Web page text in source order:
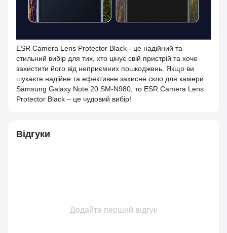
ESR Camera Lens Protector Black - це надійний та
стильний вибір для тих, хто цінує свій пристрій та хоче
захистити його від неприємних пошкоджень. Якщо ви
шукаєте надійне та ефективне захисне скло для камери
Samsung Galaxy Note 20 SM-N980, то ESR Camera Lens
Protector Black – це чудовий вибір!
Відгуки
Додайте перший відгук